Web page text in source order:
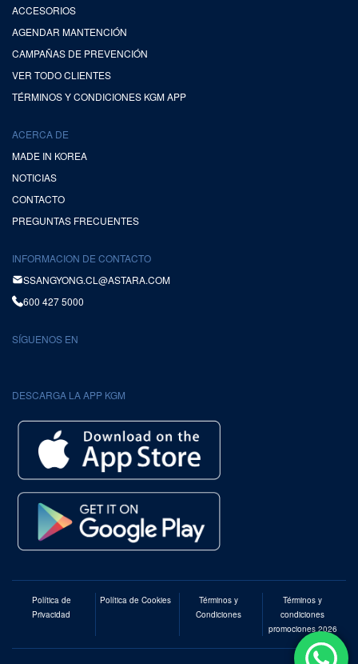
ACCESORIOS
AGENDAR MANTENCIÓN
CAMPAÑAS DE PREVENCIÓN
VER TODO CLIENTES
TÉRMINOS Y CONDICIONES KGM APP
ACERCA DE
MADE IN KOREA
NOTICIAS
CONTACTO
PREGUNTAS FRECUENTES
INFORMACION DE CONTACTO
SSANGYONG.CL@ASTARA.COM
600 427 5000
SÍGUENOS EN
DESCARGA LA APP KGM
Política de
Privacidad
Política de Cookies
Términos y
Condiciones
Términos y
condiciones
promociones 2026